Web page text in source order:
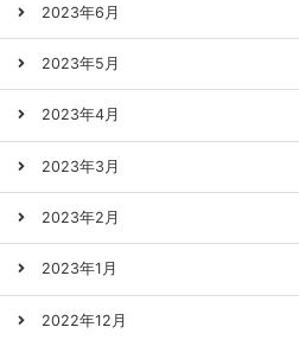
2023年6月
2023年5月
2023年4月
2023年3月
2023年2月
2023年1月
2022年12月